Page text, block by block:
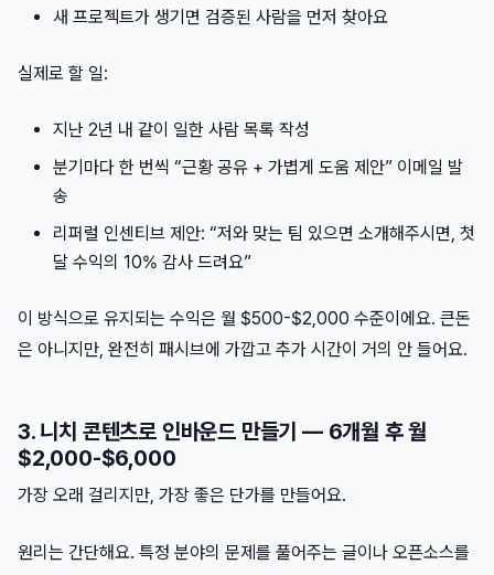
새 프로젝트가 생기면 검증된 사람을 먼저 찾아요
실제로 할 일:
지난 2년 내 같이 일한 사람 목록 작성
분기마다 한 번씩 “근황 공유 + 가볍게 도움 제안” 이메일 발
송
리퍼럴 인센티브 제안: “저와 맞는 팀 있으면 소개해주시면, 첫
달 수익의 10% 감사 드려요”
이 방식으로 유지되는 수익은 월 $500-$2,000 수준이에요. 큰돈
은 아니지만, 완전히 패시브에 가깝고 추가 시간이 거의 안 들어요.
3. 니치 콘텐츠로 인바운드 만들기 — 6개월 후 월
$2,000-$6,000
가장 오래 걸리지만, 가장 좋은 단가를 만들어요.
원리는 간단해요. 특정 분야의 문제를 풀어주는 글이나 오픈소스를